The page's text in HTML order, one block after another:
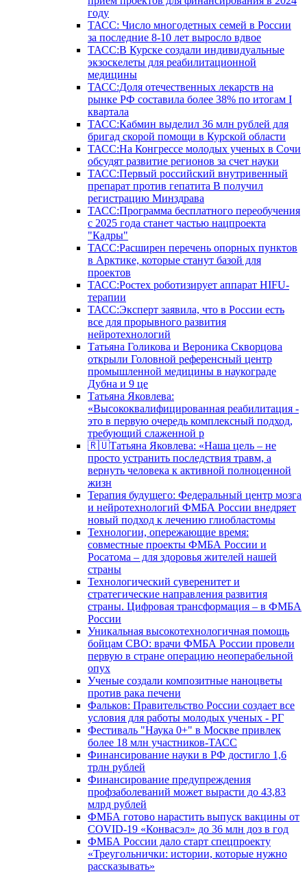
году
ТАСС: Число многодетных семей в России
за последние 8-10 лет выросло вдвое
ТАСС:В Курске создали индивидуальные
экзоскелеты для реабилитационной
медицины
ТАСС:Доля отечественных лекарств на
рынке РФ составила более 38% по итогам I
квартала
ТАСС:Кабмин выделил 36 млн рублей для
бригад скорой помощи в Курской области
ТАСС:На Конгрессе молодых ученых в Сочи
обсудят развитие регионов за счет науки
ТАСС:Первый российский внутривенный
препарат против гепатита В получил
регистрацию Минздрава
ТАСС:Программа бесплатного переобучения
с 2025 года станет частью нацпроекта
"Кадры"
ТАСС:Расширен перечень опорных пунктов
в Арктике, которые станут базой для
проектов
ТАСС:Ростех роботизирует аппарат HIFU-
терапии
ТАСС:Эксперт заявила, что в России есть
все для прорывного развития
нейротехнологий
Татьяна Голикова и Вероника Скворцова
открыли Головной референсный центр
промышленной медицины в наукограде
Дубна и 9 це
Татьяна Яковлева:
«Высококвалифицированная реабилитация -
это в первую очередь комплексный подход,
требующий слаженной р
🇷🇺Татьяна Яковлева: «Наша цель – не
просто устранить последствия травм, а
вернуть человека к активной полноценной
жизн
Терапия будущего: Федеральный центр мозга
и нейротехнологий ФМБА России внедряет
новый подход к лечению глиобластомы
Технологии, опережающие время:
совместные проекты ФМБА России и
Росатома – для здоровья жителей нашей
страны
Технологический суверенитет и
стратегические направления развития
страны. Цифровая трансформация – в ФМБА
России
Уникальная высокотехнологичная помощь
бойцам СВО: врачи ФМБА России провели
первую в стране операцию неоперабельной
опух
Ученые создали композитные наноцветы
против рака печени
Фальков: Правительство России создает все
условия для работы молодых ученых - РГ
Фестиваль "Наука 0+" в Москве привлек
более 18 млн участников-ТАСС
Финансирование науки в РФ достигло 1,6
трлн рублей
Финансирование предупреждения
профзаболеваний может вырасти до 43,83
млрд рублей
ФМБА готово нарастить выпуск вакцины от
COVID-19 «Конвасэл» до 36 млн доз в год
ФМБА России дало старт спецпроекту
«Треугольнички: истории, которые нужно
рассказывать»